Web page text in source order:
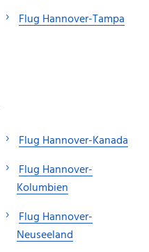
Flug Hannover-Tampa
Flug Hannover-Kanada
Flug Hannover-
Kolumbien
Flug Hannover-
Neuseeland